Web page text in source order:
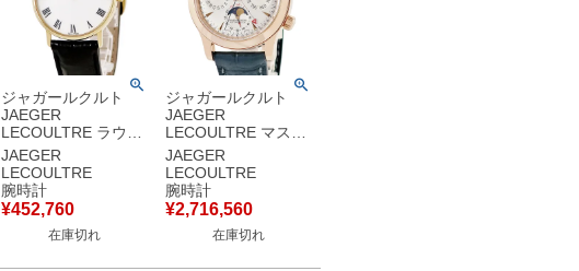
ジャガールクルト
JAEGER
LECOULTRE ラウン
ド 111.1.86 K18YG
無垢 ホワイト ローマ
ン ポストヴィンテー
ジ メンズ 腕時計手巻
き ホワイト 【中古】
JAEGER
LECOULTRE
腕時計
¥452,760
在庫切れ
ジャガールクルト
JAEGER
LECOULTRE マスタ
ー グランド メモボッ
クス 146.240.952B
146.2.95 メーカー
OH済 K18RG 永久
メンズ 腕時計自動巻
き シルバー 【中古】
JAEGER
LECOULTRE
腕時計
¥2,716,560
在庫切れ